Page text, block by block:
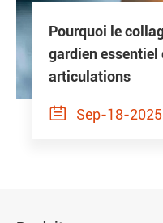
Pourquoi le
gardien essentiel
articulations
 Sep-18-2025